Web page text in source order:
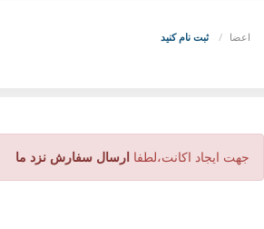
اعضا ثبت نام کنید
جهت ایجاد اکانت،لطفا ارسال سفارش نزد ما